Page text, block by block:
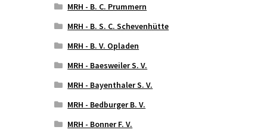
MRH - B. C. Prummern
MRH - B. S. C. Schevenhütte
MRH - B. V. Opladen
MRH - Baesweiler S. V.
MRH - Bayenthaler S. V.
MRH - Bedburger B. V.
MRH - Bonner F. V.